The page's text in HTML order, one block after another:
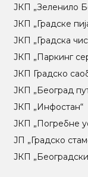
ЈКП „Зеленило
ЈКП „Градске
ЈКП „Градска
ЈКП „Паркинг
ЈКП Градско
ЈКП „Београд
ЈКП „Инфостан“
ЈКП „Погребне
ЈП „Градско
ЈКП